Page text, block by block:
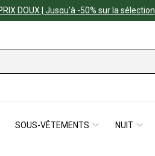
DOUX | Jusqu'à -50% sur la sélection
SOUS-VÊTEMENTS NUIT